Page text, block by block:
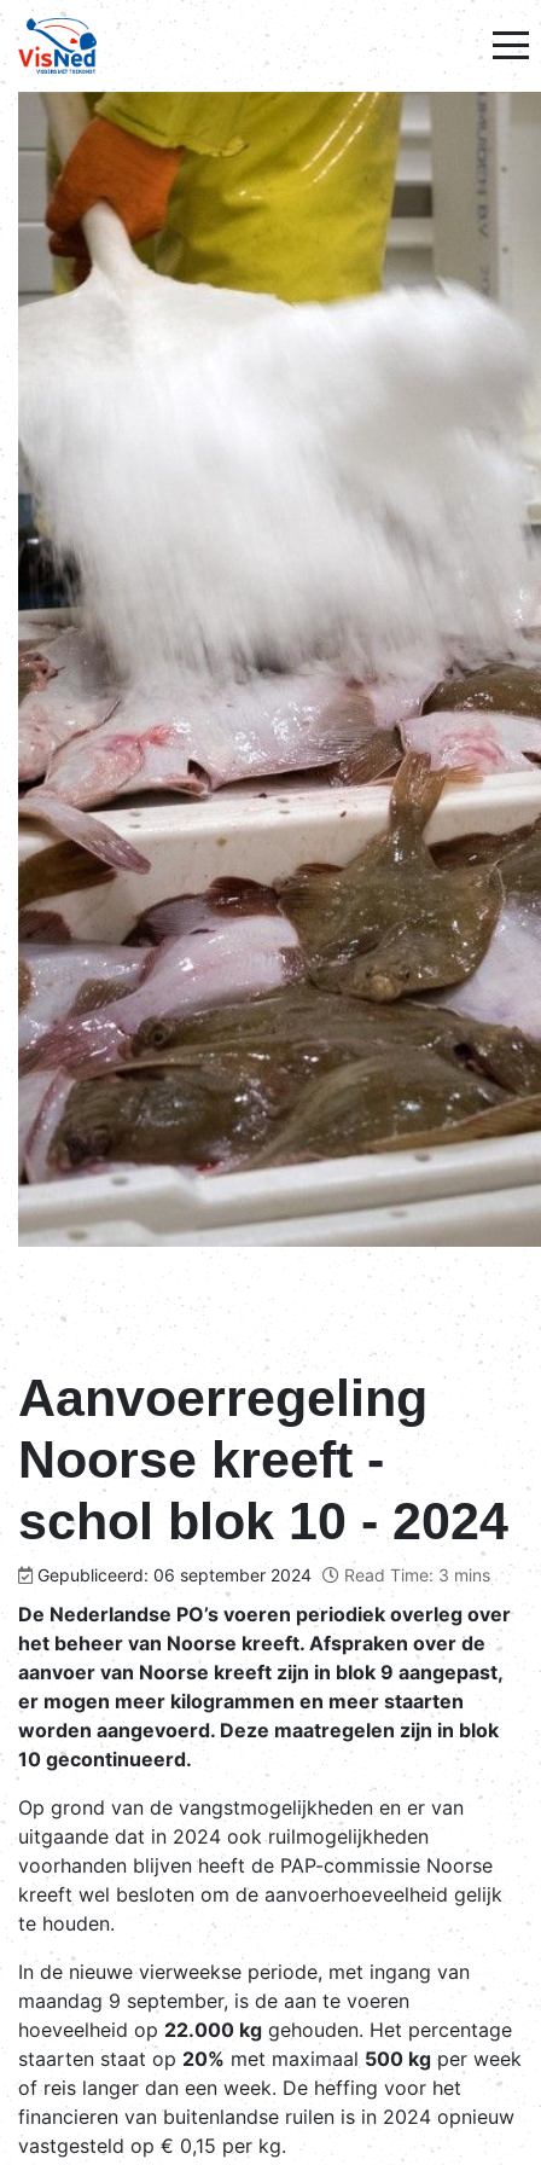
Aanvoerregeling
Noorse kreeft -
schol blok 10 - 2024
Gepubliceerd: 06 september 2024 Read Time: 3 mins
De Nederlandse PO’s voeren periodiek overleg over
het beheer van Noorse kreeft. Afspraken over de
aanvoer van Noorse kreeft zijn in blok 9 aangepast,
er mogen meer kilogrammen en meer staarten
worden aangevoerd. Deze maatregelen zijn in blok
10 gecontinueerd.
Op grond van de vangstmogelijkheden en er van
uitgaande dat in 2024 ook ruilmogelijkheden
voorhanden blijven heeft de PAP-commissie Noorse
kreeft wel besloten om de aanvoerhoeveelheid gelijk
te houden.
In de nieuwe vierweekse periode, met ingang van
maandag 9 september, is de aan te voeren
hoeveelheid op 22.000 kg gehouden. Het percentage
staarten staat op 20% met maximaal 500 kg per week
of reis langer dan een week. De heffing voor het
financieren van buitenlandse ruilen is in 2024 opnieuw
vastgesteld op € 0,15 per kg.